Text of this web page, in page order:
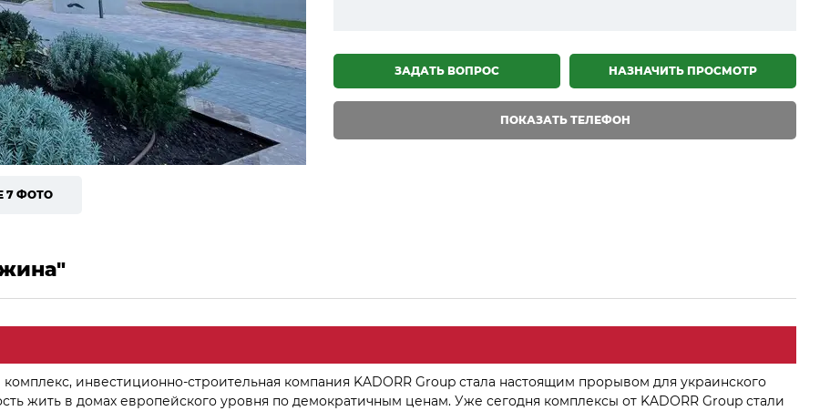
7 ФОТО
НАЗНАЧИТЬ ПРОСМОТР
ЗАДАТЬ ВОПРОС
ПОКАЗАТЬ ТЕЛЕФОН
инвестиционно-строительная компания KADORR Group стала настоящим прорывом для украинского
жить в домах европейского уровня по демократичным ценам. Уже сегодня комплексы от KADORR Group стали